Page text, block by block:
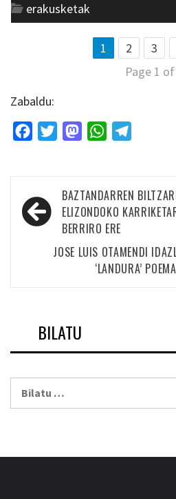
erakusketak
1 2 3
Page 1
Zabaldu:
FacebookTwitterMastodonWhatsApp
Bidalketetan
zehar
nabigatu
BAZTANDARREN
ELIZONDOKO
BERRIRO ERE
JOSE LUIS OTAMENDI
‘LANDURA’
BILATU